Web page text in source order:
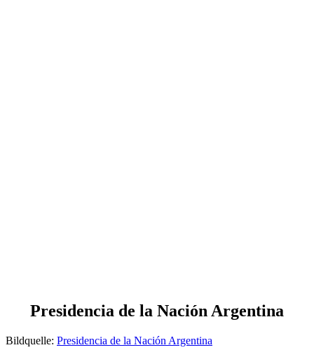
Presidencia de la Nación Argentina
Bildquelle: Presidencia de la Nación Argentina